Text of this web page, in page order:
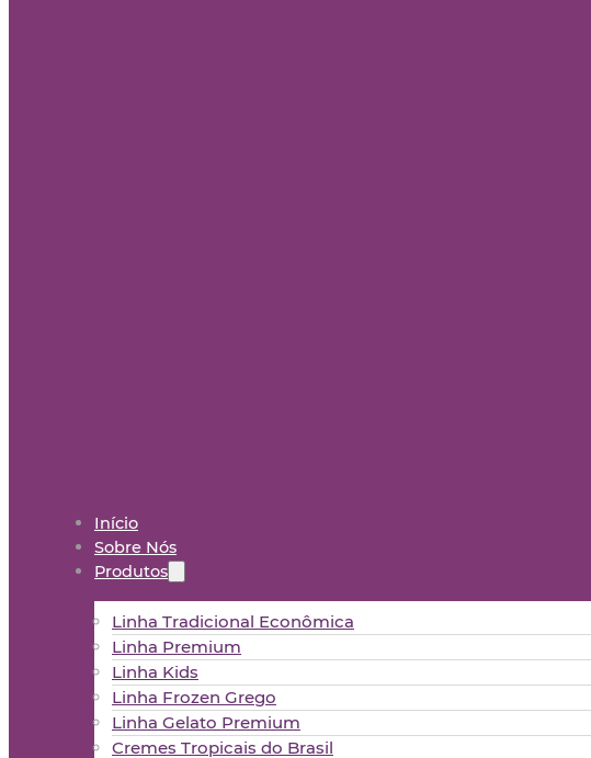
Início
Sobre Nós
Produtos
Linha Tradicional Econômica
Linha Premium
Linha Kids
Linha Frozen Grego
Linha Gelato Premium
Cremes Tropicais do Brasil